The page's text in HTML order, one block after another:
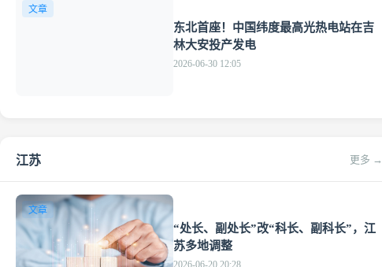
文章
东北首座！中国纬度最高光热电站在吉
林大安投产发电
2026-06-30 12:05
江苏 更多 →
文章
“处长、副处长”改“科长、副科长”，江
苏多地调整
2026-06-20 20:28